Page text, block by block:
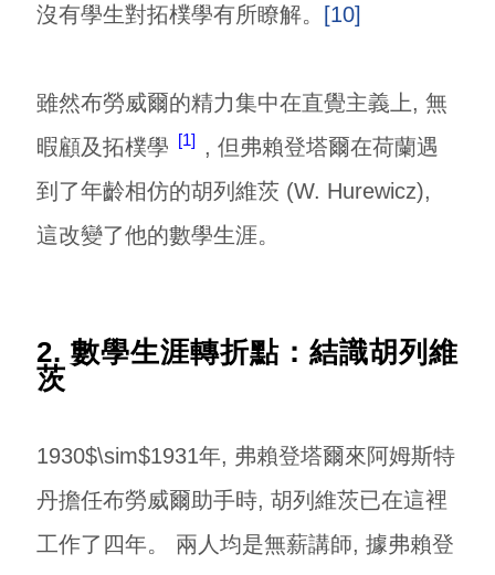
沒有學生對拓樸學有所瞭解。
[10]
雖然布勞威爾的精力集中在直覺主義上, 無
暇顧及拓樸學
1
, 但弗賴登塔爾在荷蘭遇
到了年齡相仿的胡列維茨 (W. Hurewicz),
這改變了他的數學生涯。
2. 數學生涯轉折點：結識胡列維
茨
1930$\sim$1931年, 弗賴登塔爾來阿姆斯特
丹擔任布勞威爾助手時, 胡列維茨已在這裡
工作了四年。 兩人均是無薪講師, 據弗賴登